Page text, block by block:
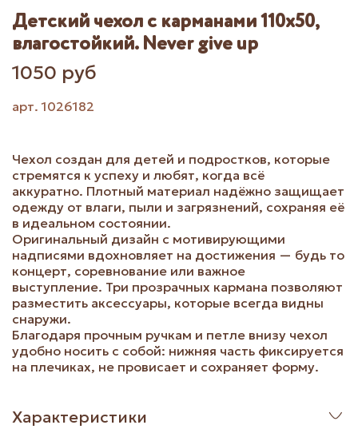
арт.1026182
Детский чехол с карманами 110х50,
влагостойкий. Never give up
1050 руб
Чехол создан для детей и подростков, которые
стремятся к успеху и любят, когда всё
аккуратно. Плотный материал надёжно защищает
одежду от влаги, пыли и загрязнений, сохраняя её
в идеальном состоянии.
Оригинальный дизайн с мотивирующими
надписями вдохновляет на достижения — будь то
концерт, соревнование или важное
выступление. Три прозрачных кармана позволяют
разместить аксессуары, которые всегда видны
снаружи.
Благодаря прочным ручкам и петле внизу чехол
удобно носить с собой: нижняя часть фиксируется
на плечиках, не провисает и сохраняет форму.
Характеристики